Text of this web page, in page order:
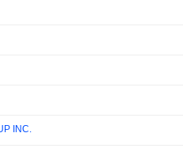
INC.